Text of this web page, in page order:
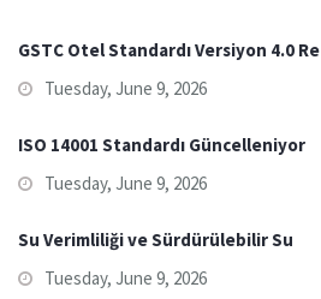
GSTC Otel Standardı Versiyon 4.0 Re
Tuesday, June 9, 2026
ISO 14001 Standardı Güncelleniyor
Tuesday, June 9, 2026
Su Verimliliği ve Sürdürülebilir Su
Tuesday, June 9, 2026